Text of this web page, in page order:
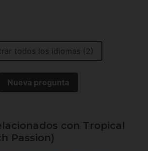
todos los idiomas (2)
Nueva pregunta
con Tropical
Passion)